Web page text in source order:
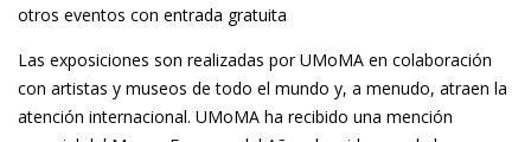
otros eventos con entrada gratuita
Las exposiciones son realizadas por UMoMA en colaboración
con artistas y museos de todo el mundo y, a menudo, atraen la
atención internacional. UMoMA ha recibido una mención